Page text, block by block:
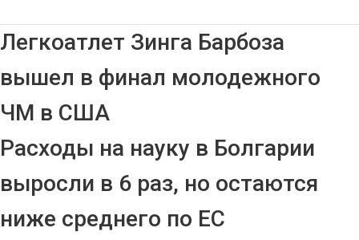
Легкоатлет Зинга Барбоза
вышел в финал молодежного
ЧМ в США
Расходы на науку в Болгарии
выросли в 6 раз, но остаются
ниже среднего по ЕС